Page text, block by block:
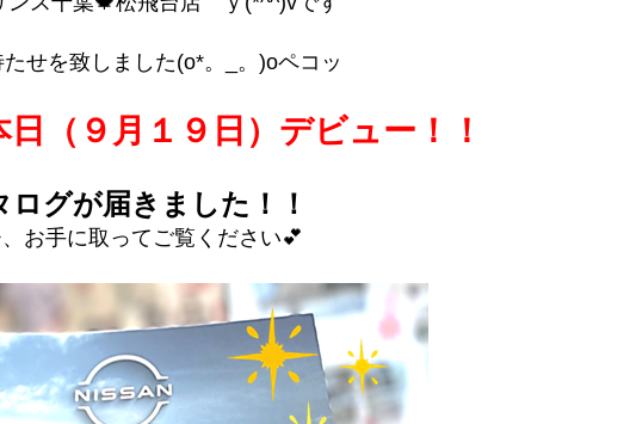
せを致しました(o*。_。)oペコッ
（９月１９日）デビュー！！
ログが届きました！！
お手に取ってご覧ください💕